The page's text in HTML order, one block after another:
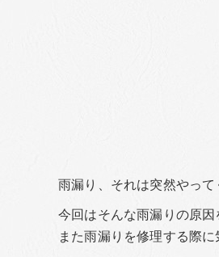
雨漏り、それは突然やって
今回はそんな雨漏りの原
また雨漏りを修理する際